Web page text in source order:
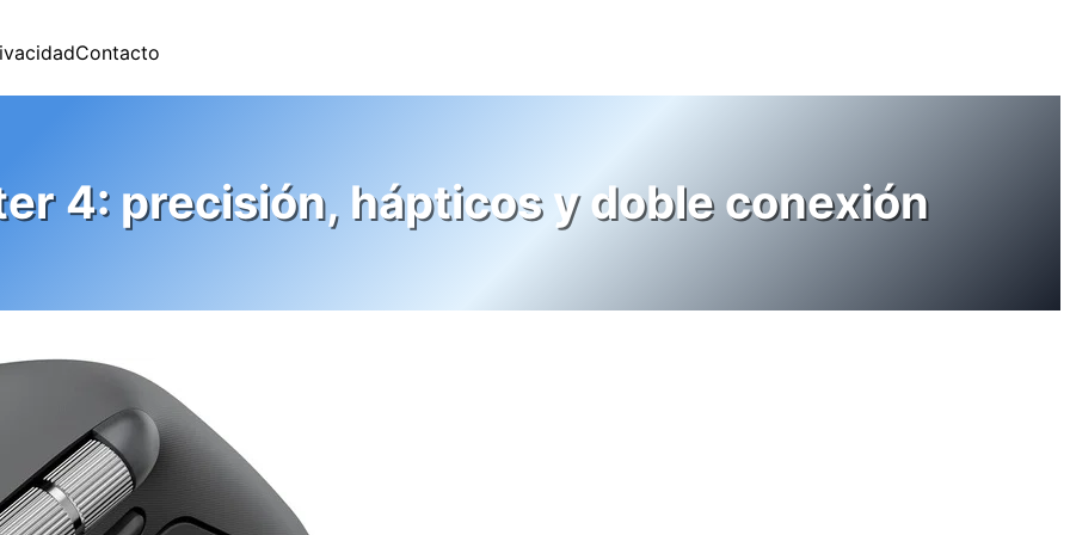
Contacto
4: precisión, hápticos y doble conexión